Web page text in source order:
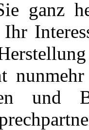
ganz
und